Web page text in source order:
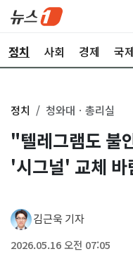
정치 사회 경제 국제
정치 청와대ㆍ총리실
"텔레그램도 불
'시그널' 교체 바
김근욱 기자
2026.05.16 오전 07:05